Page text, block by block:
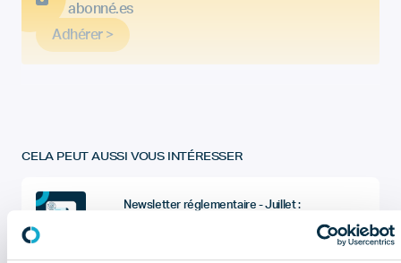
abonné.es
Adhérer >
CELA PEUT AUSSI VOUS INTÉRESSER
Newsletter réglementaire - Juillet :